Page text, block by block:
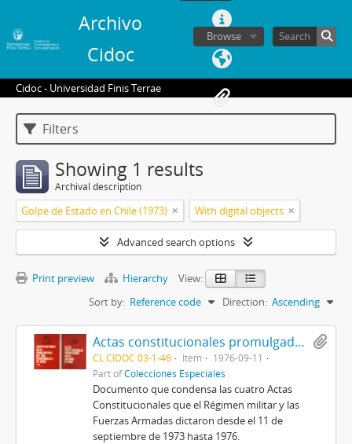
Archivo
Cidoc
Browse
Cidoc - Universidad Finis Terrae
Filters
Showing 1 results
Archival description
Golpe de Estado en Chile (1973) With digital objects
Advanced search options
Print preview Hierarchy
View:
Sort by: Reference code Direction: Ascending
Actas constitucionales promulgadas por el Gobierno de Chile
CL CIDOC 03-1-46 Item
1976-09-11
Part ofColecciones Especiales
Documento que condensa las cuatro Actas
Constitucionales que el Régimen militar y las
Fuerzas Armadas dictaron desde el 11 de
septiembre de 1973 hasta 1976.